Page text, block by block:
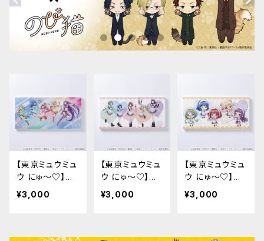
【東京ミュウミュ
ウ にゅ〜♡】キ
ャンバスプリント
（バトルコスチュ
¥3,000
【東京ミュウミュ
ウ にゅ〜♡】キ
ャンバスプリント
（カフェコスチュ
¥3,000
【東京ミュウミュ
ウ にゅ〜♡】キ
ャンバスプリント
（ちびキャラ）
¥3,000